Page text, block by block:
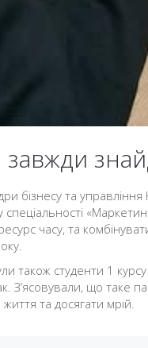
бізнесу та
часу, та
також студенти 1
З’ясовували, що таке
та досягати мрій.